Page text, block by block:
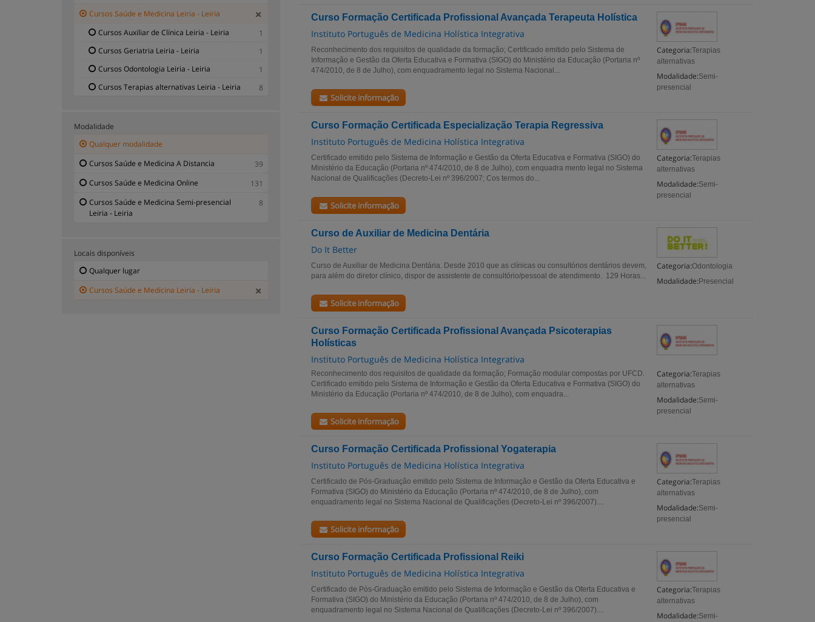
Curso Formação Certificada Profissional Avançada Terapeuta Holística
Instituto Português de Medicina Holística Integrativa
Categoria:Terapias
alternativas
Modalidade:Semi-
presencial
Reconhecimento dos requisitos de qualidade da formação; Certificado emitido pelo Sistema de
Informação e Gestão da Oferta Educativa e Formativa (SIGO) do Ministério da Educação (Portaria nº
474/2010, de 8 de Julho), com enquadramento legal no Sistema Nacional...
Solicite informação
Curso Formação Certificada Especialização Terapia Regressiva
Instituto Português de Medicina Holística Integrativa
Categoria:Terapias
alternativas
Modalidade:Semi-
presencial
Certificado emitido pelo Sistema de Informação e Gestão da Oferta Educativa e Formativa (SIGO) do
Ministério da Educação (Portaria nº 474/2010, de 8 de Julho), com enquadra mento legal no Sistema
Nacional de Qualificações (Decreto-Lei nº 396/2007; Cos termos do...
Solicite informação
Curso de Auxiliar de Medicina Dentária
Do It Better
Categoria:Odontologia
Modalidade: Presencial
Curso de Auxiliar de Medicina Dentária. Desde 2010 que as clínicas ou consultórios dentários devem,
para além do diretor clínico, dispor de assistente de consultório/pessoal de atendimento. 129 Horas...
Solicite informação
Curso Formação Certificada Profissional Avançada Psicoterapias
Holísticas
Instituto Português de Medicina Holística Integrativa
Categoria:Terapias
alternativas
Modalidade:Semi-
presencial
Reconhecimento dos requisitos de qualidade da formação; Formação modular compostas por UFCD.
Certificado emitido pelo Sistema de Informação e Gestão da Oferta Educativa e Formativa (SIGO) do
Ministério da Educação (Portaria nº 474/2010, de 8 de Julho), com enquadra...
Solicite informação
Curso Formação Certificada Profissional Yogaterapia
Instituto Português de Medicina Holística Integrativa
Categoria:Terapias
alternativas
Modalidade:Semi-
presencial
Certificado de Pós-Graduação emitido pelo Sistema de Informação e Gestão da Oferta Educativa e
Formativa (SIGO) do Ministério da Educação (Portaria nº 474/2010, de 8 de Julho), com
enquadramento legal no Sistema Nacional de Qualificações (Decreto-Lei nº 396/2007)....
Solicite informação
Curso Formação Certificada Profissional Reiki
Instituto Português de Medicina Holística Integrativa
Categoria:Terapias
alternativas
Modalidade:Semi-
Certificado de Pós-Graduação emitido pelo Sistema de Informação e Gestão da Oferta Educativa e
Formativa (SIGO) do Ministério da Educação (Portaria nº 474/2010, de 8 de Julho), com
enquadramento legal no Sistema Nacional de Qualificações (Decreto-Lei nº 396/2007)....
Cursos Saúde e Medicina Leiria - Leiria
Cursos Auxiliar de Clínica Leiria - Leiria
1
Cursos Geriatria Leiria - Leiria
1
Cursos Odontologia Leiria - Leiria
1
Cursos Terapias alternativas Leiria - Leiria
8
Modalidade
Qualquer modalidade
Cursos Saúde e Medicina A Distancia
39
Cursos Saúde e Medicina Online
131
Cursos Saúde e Medicina Semi-presencial
Leiria - Leiria
8
Locais disponíveis
Qualquer lugar
Cursos Saúde e Medicina Leiria - Leiria